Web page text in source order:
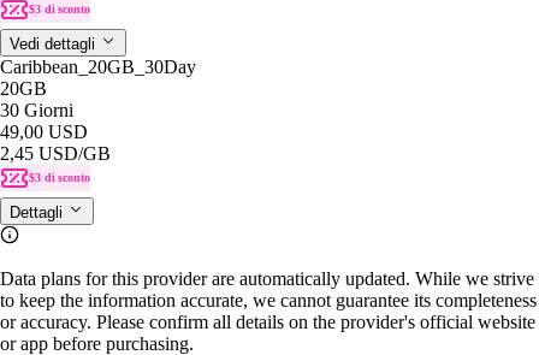
$3 di sconto
Vedi dettagli
Caribbean_20GB_30Day
20GB
30 Giorni
49,00 USD
2,45 USD/GB
$3 di sconto
Dettagli
Data plans for this provider are automatically updated. While we strive
to keep the information accurate, we cannot guarantee its completeness
or accuracy. Please confirm all details on the provider's official website
or app before purchasing.